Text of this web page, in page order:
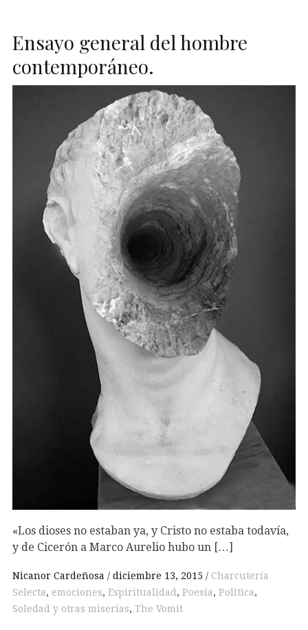
Ensayo general del hombre
contemporáneo.
«Los dioses no estaban ya, y Cristo no estaba todavía,
y de Cicerón a Marco Aurelio hubo un […]
Nicanor Cardeñosa diciembre 13, 2015
Charcutería
Selecta, emociones, Espiritualidad, Poesía, Politica,
Soledad y otras miserias, The Vomit